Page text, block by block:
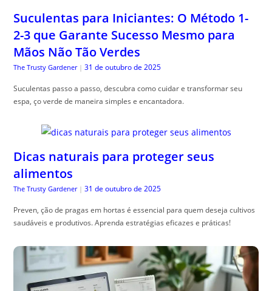
Suculentas para Iniciantes: O Método 1-
2-3 que Garante Sucesso Mesmo para
Mãos Não Tão Verdes
The Trusty Gardener | 31 de outubro de 2025
Suculentas passo a passo, descubra como cuidar e transformar seu
espa, ço verde de maneira simples e encantadora.
Dicas naturais para proteger seus
alimentos
The Trusty Gardener | 31 de outubro de 2025
Preven, ção de pragas em hortas é essencial para quem deseja cultivos
saudáveis e produtivos. Aprenda estratégias eficazes e práticas!